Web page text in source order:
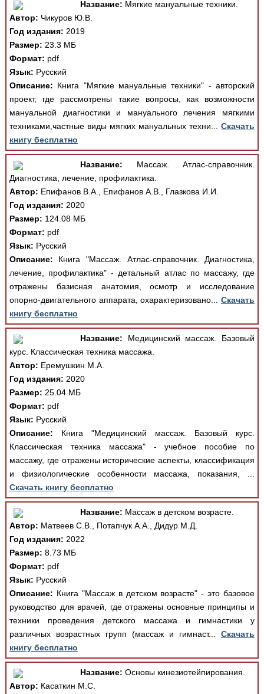
Название: Мягкие мануальные техники.
Автор: Чикуров Ю.В.
Год издания: 2019
Размер: 23.3 МБ
Формат: pdf
Язык: Русский
Описание: Книга "Мягкие мануальные техники" - авторский
проект, где рассмотрены такие вопросы, как возможности
мануальной диагностики и мануального лечения мягкими
техниками,частные виды мягких мануальных техни...Скачать
книгу бесплатно
Название: Массаж. Атлас-справочник.
Диагностика, лечение, профилактика.
Автор: Епифанов В.А., Епифанов А.В., Глазкова И.И.
Год издания: 2020
Размер: 124.08 МБ
Формат: pdf
Язык: Русский
Описание: Книга "Массаж. Атлас-справочник. Диагностика,
лечение, профилактика" - детальный атлас по массажу, где
отражены базисная анатомия, осмотр и исследование
опорно-двигательного аппарата, охарактеризовано...Скачать
книгу бесплатно
Название: Медицинский массаж. Базовый
курс. Классическая техника массажа.
Автор: Еремушкин М.А.
Год издания: 2020
Размер: 25.04 МБ
Формат: pdf
Язык: Русский
Описание: Книга "Медицинский массаж. Базовый курс.
Классическая техника массажа" - учебное пособие по
массажу, где отражены исторические аспекты, классификация
и физиологические особенности массажа, показания, ...
Скачать книгу бесплатно
Название: Массаж в детском возрасте.
Автор: Матвеев С.В., Потапчук А.А., Дидур М.Д.
Год издания: 2022
Размер: 8.73 МБ
Формат: pdf
Язык: Русский
Описание: Книга "Массаж в детском возрасте" - это базовое
руководство для врачей, где отражены основные принципы и
техники проведения детского массажа и гимнастики у
различных возрастных групп (массаж и гимнаст...Скачать
книгу бесплатно
Название: Основы кинезиотейпирования.
Автор: Касаткин М.С.